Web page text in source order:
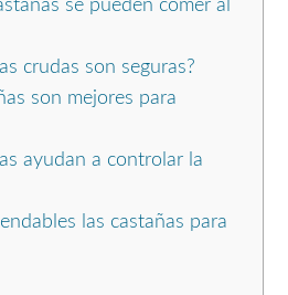
se pueden comer al
crudas son seguras?
son mejores para
ayudan a controlar la
las castañas para